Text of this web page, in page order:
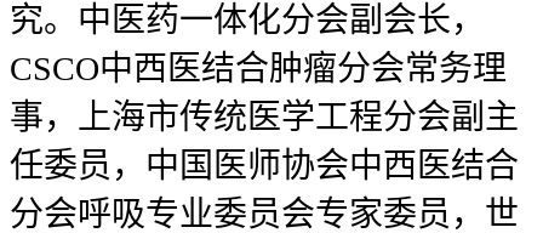
究。中医药一体化分会副会长，
CSCO中西医结合肿瘤分会常务理
事，上海市传统医学工程分会副主
任委员，中国医师协会中西医结合
分会呼吸专业委员会专家委员，世